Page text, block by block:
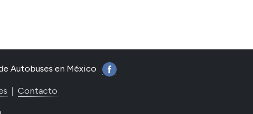
Autobuses en México
| Contacto